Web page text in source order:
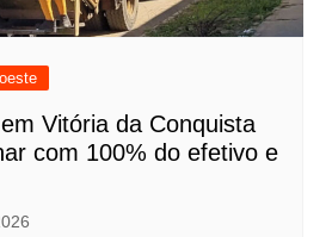
Vitória da Conquista
com 100% do efetivo e